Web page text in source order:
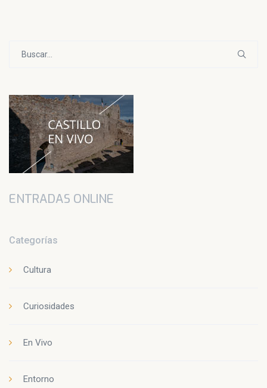
ENTRADAS ONLINE
Categorías
Cultura
Curiosidades
En Vivo
Entorno